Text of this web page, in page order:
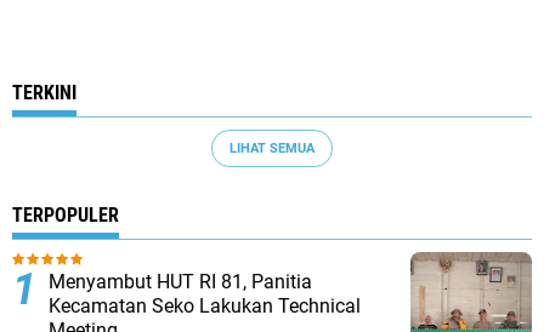
TERKINI
LIHAT SEMUA
TERPOPULER
Menyambut HUT RI 81, Panitia
Kecamatan Seko Lakukan Technical